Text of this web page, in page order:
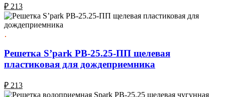
₽ 213
Решетка S’park РВ-25.25-ПП щелевая
пластиковая для дождеприемника
₽ 213